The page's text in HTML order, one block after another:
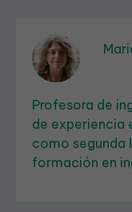
Profesora de
de experiencia
como segunda
formación en